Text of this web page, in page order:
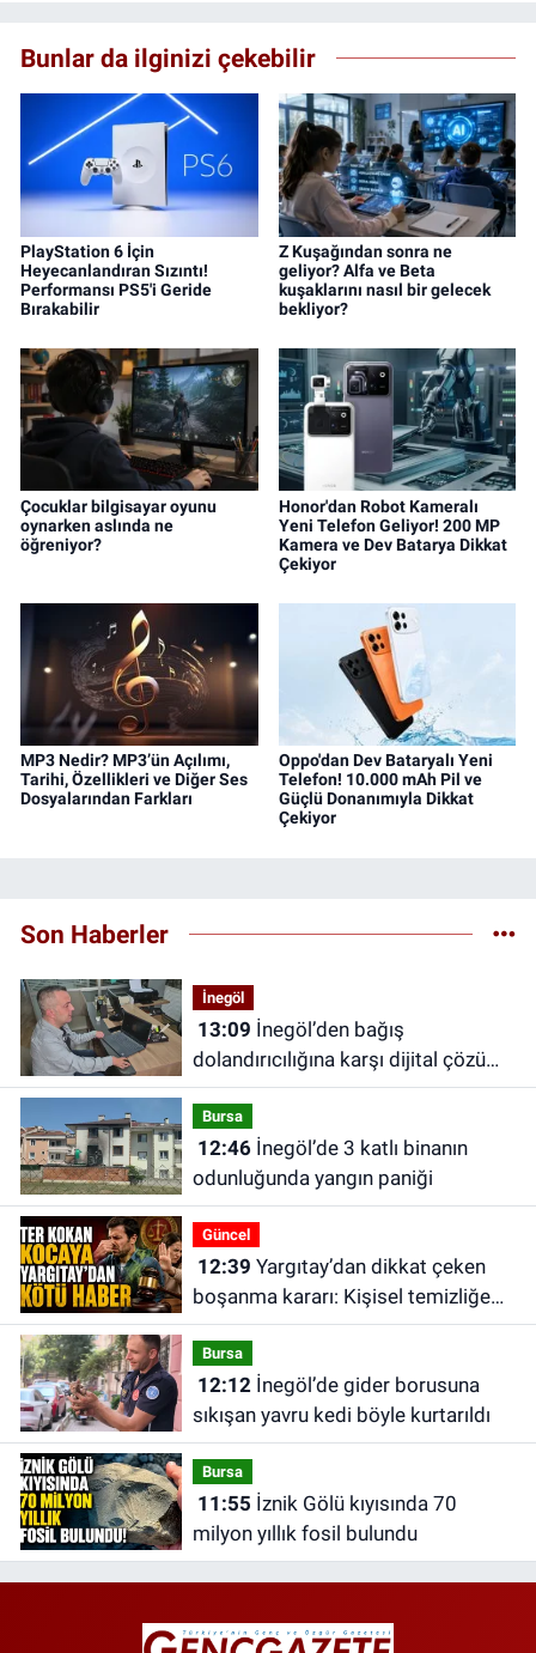
Bunlar da ilginizi çekebilir
PlayStation 6 İçin
Heyecanlandıran Sızıntı!
Performansı PS5'i Geride
Bırakabilir
Z Kuşağından sonra ne
geliyor? Alfa ve Beta
kuşaklarını nasıl bir gelecek
bekliyor?
Çocuklar bilgisayar oyunu
oynarken aslında ne
öğreniyor?
Honor'dan Robot Kameralı
Yeni Telefon Geliyor! 200 MP
Kamera ve Dev Batarya Dikkat
Çekiyor
MP3 Nedir? MP3’ün Açılımı,
Tarihi, Özellikleri ve Diğer Ses
Dosyalarından Farkları
Oppo'dan Dev Bataryalı Yeni
Telefon! 10.000 mAh Pil ve
Güçlü Donanımıyla Dikkat
Çekiyor
Son Haberler
İnegöl
13:09
dolandırıcılığına karşı dijital çözüm:
“Askıda” için yatırımcı arıyor
Bursa
12:46İnegöl’de 3 katlı binanın
odunluğunda yangın paniği
Güncel
12:39
boşanma kararı: Kişisel temizliğe
dikkat etmeyen eş tam kusurlu
sayıldı
Bursa
12:12İnegöl’de gider borusuna
sıkışan yavru kedi böyle kurtarıldı
Bursa
11:55
milyon yıllık fosil bulundu